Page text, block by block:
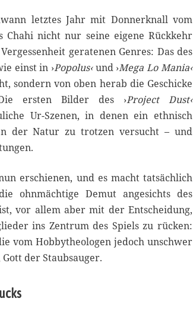
letztes Jahr mit Donnerknall vom
Chahi nicht nur seine eigene Rückkehr
geratenen Genres: Das des
einst in ›Popolus‹und ›Mega Lo Mania‹
sondern von oben herab die Geschicke
Die ersten Bilder des ›Project Dust‹
Ur-Szenen, in denen ein ethnisch
der Natur zu trotzen versucht – und
erschienen, und es macht tatsächlich
ohnmächtige Demut angesichts des
vor allem aber mit der Entscheidung,
ins Zentrum des Spiels zu rücken:
vom Hobbytheologen jedoch unschwer
der Staubsauger.